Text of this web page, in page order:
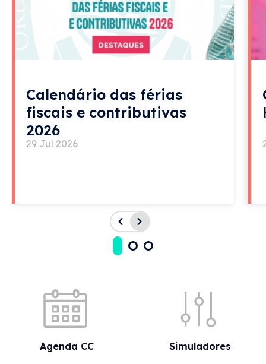
Calendário das férias
fiscais e contributivas
2026
29 Jul 2026
Agenda CC Simuladores